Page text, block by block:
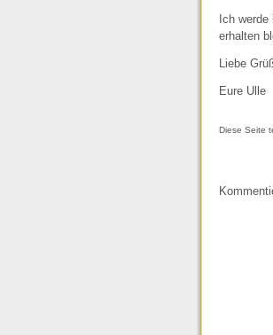
Ich
erhalten
Liebe
Eure Ulle
Diese Seite